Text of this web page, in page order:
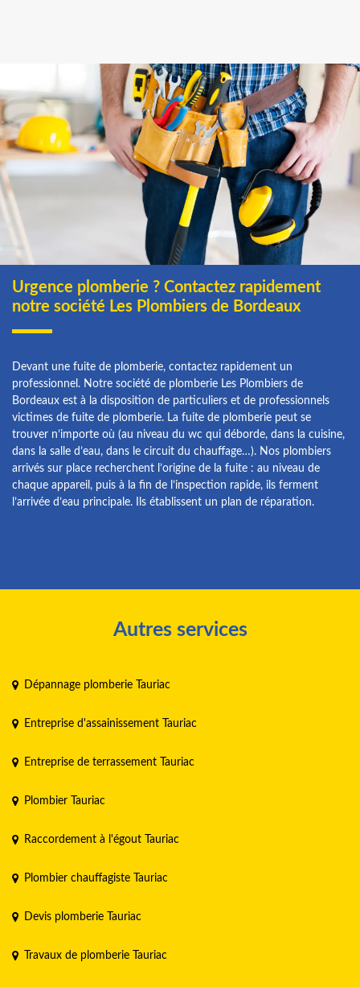
Urgence plomberie ? Contactez rapidement
notre société Les Plombiers de Bordeaux
Devant une fuite de plomberie, contactez rapidement un
professionnel. Notre société de plomberie Les Plombiers de
Bordeaux est à la disposition de particuliers et de professionnels
victimes de fuite de plomberie. La fuite de plomberie peut se
trouver n’importe où (au niveau du wc qui déborde, dans la cuisine,
dans la salle d’eau, dans le circuit du chauffage…). Nos plombiers
arrivés sur place recherchent l’origine de la fuite : au niveau de
chaque appareil, puis à la fin de l’inspection rapide, ils ferment
l’arrivée d’eau principale. Ils établissent un plan de réparation.
Autres services
Dépannage plomberie Tauriac
Entreprise d'assainissement Tauriac
Entreprise de terrassement Tauriac
Plombier Tauriac
Raccordement à l'égout Tauriac
Plombier chauffagiste Tauriac
Devis plomberie Tauriac
Travaux de plomberie Tauriac